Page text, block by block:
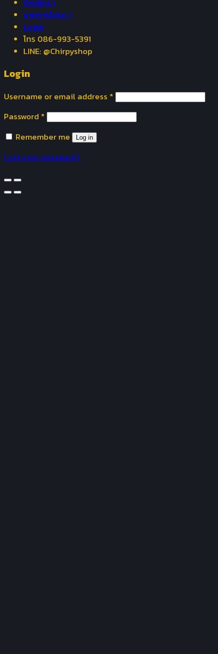
ติดต่อเรา
รายการโปรด +
Login
โทร 086-993-5391
LINE: @Chirpyshop
Login
Username or email address *
Password *
Remember me
Log in
Lost your password?